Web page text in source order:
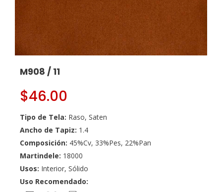
M908 / 11
$46.00
Tipo de Tela: Raso, Saten
Ancho de Tapiz: 1.4
Composición: 45%Cv, 33%Pes, 22%Pan
Martindele: 18000
Usos: Interior, Sólido
Uso Recomendado: